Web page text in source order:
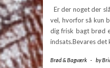
Er der noget der
vel, hvorfor så kun
dig frisk bagt brød
indsats.Bevares
Brød & Bagværk - by